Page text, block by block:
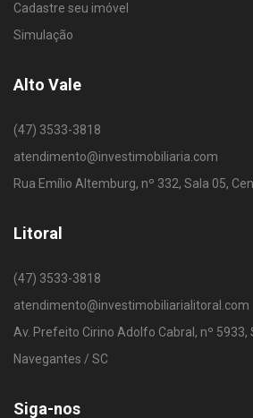
Cadastre seu imóvel
Simulação
Alto Vale
(47) 3533-3818
atendimento@investimobiliaria.com
Rua Emílio Altemburg, nº 332, Sala 05,
Litoral
(47) 3533-3818
atendimento@investimobiliarialitoral.com
Av. Prefeito Cirino Adolfo Cabral, nº 5933,
Navegantes / SC
Siga-nos